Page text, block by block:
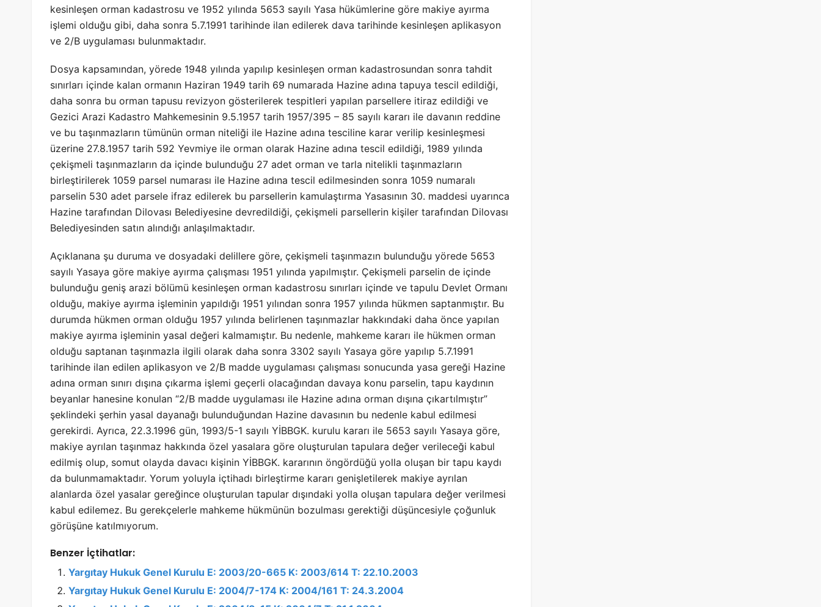
kesinleşen orman kadastrosu ve 1952 yılında 5653 sayılı Yasa hükümlerine göre makiye ayırma
işlemi olduğu gibi, daha sonra 5.7.1991 tarihinde ilan edilerek dava tarihinde kesinleşen aplikasyon
ve 2/B uygulaması bulunmaktadır.
Dosya kapsamından, yörede 1948 yılında yapılıp kesinleşen orman kadastrosundan sonra tahdit
sınırları içinde kalan ormanın Haziran 1949 tarih 69 numarada Hazine adına tapuya tescil edildiği,
daha sonra bu orman tapusu revizyon gösterilerek tespitleri yapılan parsellere itiraz edildiği ve
Gezici Arazi Kadastro Mahkemesinin 9.5.1957 tarih 1957/395 – 85 sayılı kararı ile davanın reddine
ve bu taşınmazların tümünün orman niteliği ile Hazine adına tesciline karar verilip kesinleşmesi
üzerine 27.8.1957 tarih 592 Yevmiye ile orman olarak Hazine adına tescil edildiği, 1989 yılında
çekişmeli taşınmazların da içinde bulunduğu 27 adet orman ve tarla nitelikli taşınmazların
birleştirilerek 1059 parsel numarası ile Hazine adına tescil edilmesinden sonra 1059 numaralı
parselin 530 adet parsele ifraz edilerek bu parsellerin kamulaştırma Yasasının 30. maddesi uyarınca
Hazine tarafından Dilovası Belediyesine devredildiği, çekişmeli parsellerin kişiler tarafından Dilovası
Belediyesinden satın alındığı anlaşılmaktadır.
Açıklanana şu duruma ve dosyadaki delillere göre, çekişmeli taşınmazın bulunduğu yörede 5653
sayılı Yasaya göre makiye ayırma çalışması 1951 yılında yapılmıştır. Çekişmeli parselin de içinde
bulunduğu geniş arazi bölümü kesinleşen orman kadastrosu sınırları içinde ve tapulu Devlet Ormanı
olduğu, makiye ayırma işleminin yapıldığı 1951 yılından sonra 1957 yılında hükmen saptanmıştır. Bu
durumda hükmen orman olduğu 1957 yılında belirlenen taşınmazlar hakkındaki daha önce yapılan
makiye ayırma işleminin yasal değeri kalmamıştır. Bu nedenle, mahkeme kararı ile hükmen orman
olduğu saptanan taşınmazla ilgili olarak daha sonra 3302 sayılı Yasaya göre yapılıp 5.7.1991
tarihinde ilan edilen aplikasyon ve 2/B madde uygulaması çalışması sonucunda yasa gereği Hazine
adına orman sınırı dışına çıkarma işlemi geçerli olacağından davaya konu parselin, tapu kaydının
beyanlar hanesine konulan “2/B madde uygulaması ile Hazine adına orman dışına çıkartılmıştır”
şeklindeki şerhin yasal dayanağı bulunduğundan Hazine davasının bu nedenle kabul edilmesi
gerekirdi. Ayrıca, 22.3.1996 gün, 1993/5-1 sayılı YİBBGK. kurulu kararı ile 5653 sayılı Yasaya göre,
makiye ayrılan taşınmaz hakkında özel yasalara göre oluşturulan tapulara değer verileceği kabul
edilmiş olup, somut olayda davacı kişinin YİBBGK. kararının öngördüğü yolla oluşan bir tapu kaydı
da bulunmamaktadır. Yorum yoluyla içtihadı birleştirme kararı genişletilerek makiye ayrılan
alanlarda özel yasalar gereğince oluşturulan tapular dışındaki yolla oluşan tapulara değer verilmesi
kabul edilemez. Bu gerekçelerle mahkeme hükmünün bozulması gerektiği düşüncesiyle çoğunluk
görüşüne katılmıyorum.
Benzer İçtihatlar:
Yargıtay Hukuk Genel Kurulu E: 2003/20-665 K: 2003/614 T: 22.10.2003
Yargıtay Hukuk Genel Kurulu E: 2004/7-174 K: 2004/161 T: 24.3.2004